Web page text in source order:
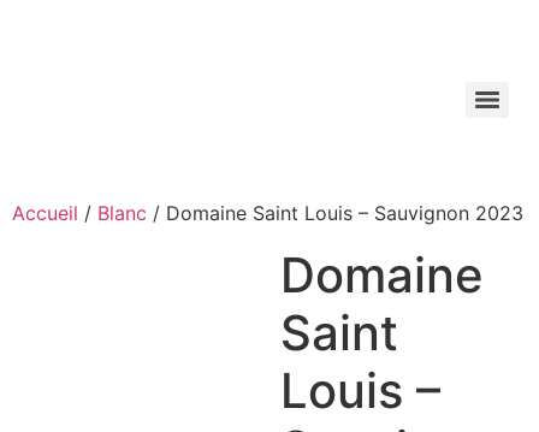
Accueil / Blanc / Domaine Saint Louis – Sauvignon 2023
Domaine
Saint
Louis –